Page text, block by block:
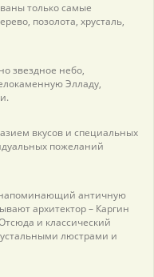
только самые
позолота, хрусталь,
звездное небо,
Элладу,
вкусов и специальных
пожеланий
напоминающий античную
архитектор – Каргин
и классический
люстрами и